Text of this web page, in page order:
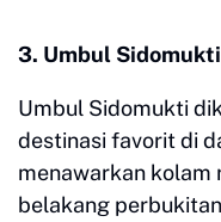
3. Umbul Sidomukti
Umbul Sidomukti
destinasi favorit di
menawarkan kolam
belakang